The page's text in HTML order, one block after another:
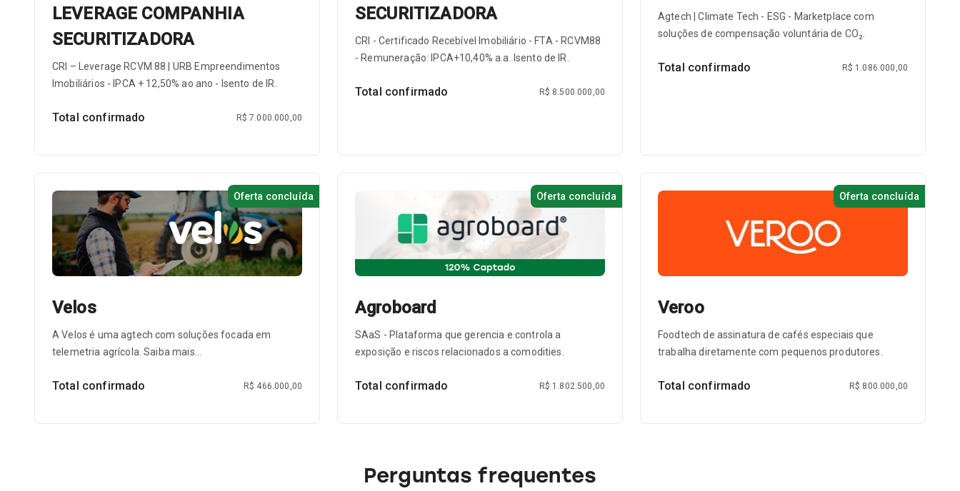
LEVERAGE COMPANHIA
SECURITIZADORA
CRI – Leverage RCVM 88 | URB Empreendimentos
Imobiliários - IPCA + 12,50% ao ano - Isento de IR.
Total confirmado R$ 7.000.000,00
SECURITIZADORA
CRI - Certificado Recebível Imobiliário - FTA - RCVM88
- Remuneração: IPCA+10,40% a.a. Isento de IR.
Total confirmado R$ 8.500.000,00
Agtech | Climate Tech - ESG - Marketplace com
soluções de compensação voluntária de CO₂.
Total confirmado R$ 1.086.000,00
Velos
A Velos é uma agtech com soluções focada em
telemetria agrícola. Saiba mais...
Oferta concluída
Total confirmado R$ 466.000,00
Agroboard
SAaS - Plataforma que gerencia e controla a
exposição e riscos relacionados a comodities.
Oferta concluída
Total confirmado R$ 1.802.500,00
Veroo
Foodtech de assinatura de cafés especiais que
trabalha diretamente com pequenos produtores.
Oferta concluída
Total confirmado R$ 800.000,00
Perguntas frequentes